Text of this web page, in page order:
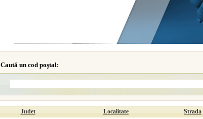
Caută un cod poştal:
Judet Localitate Strada